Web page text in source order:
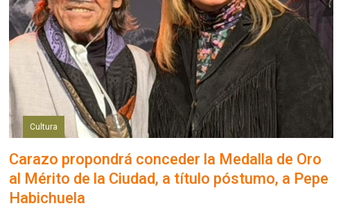
Cultura
Carazo propondrá conceder la Medalla de Oro
al Mérito de la Ciudad, a título póstumo, a Pepe
Habichuela